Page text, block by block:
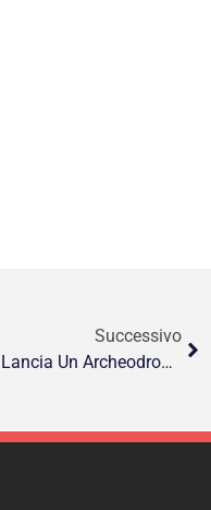
Successivo
TURISMO ARCHEOLOGICO: TATS©️ Lancia Un Archeodrone Su Chianciano Terme